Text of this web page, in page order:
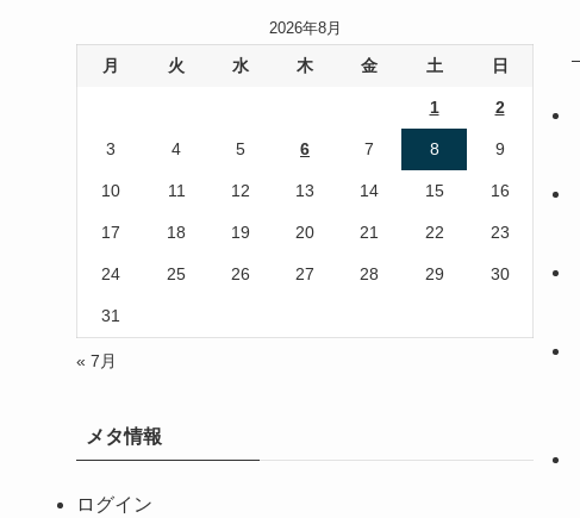
2026年8月
月 火 水 木 金 土 日
1 2
3 4 5 6 7 8 9
10 11 12 13 14 15 16
17 18 19 20 21 22 23
24 25 26 27 28 29 30
31
« 7月
メタ情報
ログイン